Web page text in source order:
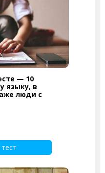
— 10
языку, в
люди с